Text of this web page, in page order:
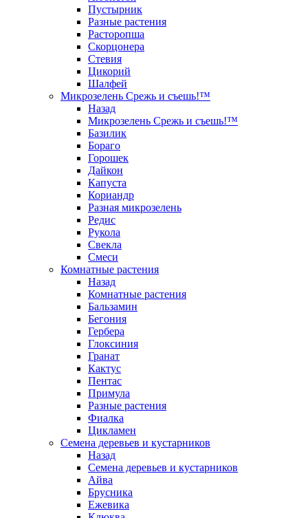
Пустырник
Разные растения
Расторопша
Скорцонера
Стевия
Цикорий
Шалфей
Микрозелень Срежь и съешь!™
Назад
Микрозелень Срежь и съешь!™
Базилик
Бораго
Горошек
Дайкон
Капуста
Кориандр
Разная микрозелень
Редис
Рукола
Свекла
Смеси
Комнатные растения
Назад
Комнатные растения
Бальзамин
Бегония
Гербера
Глоксиния
Гранат
Кактус
Пентас
Примула
Разные растения
Фиалка
Цикламен
Семена деревьев и кустарников
Назад
Семена деревьев и кустарников
Айва
Брусника
Ежевика